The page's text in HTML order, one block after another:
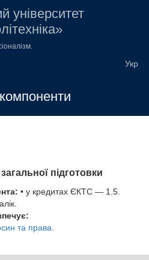
університет
підготовки
• у кредитах ЄКТС — 1.5.
та права